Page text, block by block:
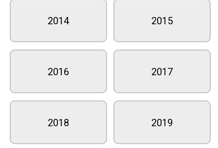
2014 2015
2016 2017
2018 2019